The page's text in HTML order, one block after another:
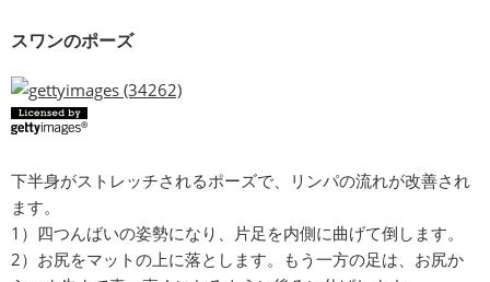
スワンのポーズ
下半身がストレッチされるポーズで、リンパの流れが改善され
ます。
1）四つんばいの姿勢になり、片足を内側に曲げて倒します。
2）お尻をマットの上に落とします。もう一方の足は、お尻か